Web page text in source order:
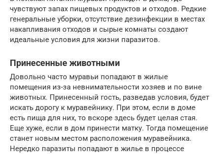
чувствуют запах пищевых продуктов и отходов. Редкие
генеральные уборки, отсутствие дезинфекции в местах
накапливания отходов и сырые комнаты создают
идеальные условия для жизни паразитов.
Принесенные животными
Довольно часто муравьи попадают в жилые
помещения из-за невнимательности хозяев и по вине
животных. Принесенный гость, разведав условия, будет
искать дорогу к муравейнику. При этом, если в доме
есть пища для них, то вскоре здесь будет целая стая.
Еще хуже, если в дом принести матку. Тогда помещение
станет новым местом расположения муравейника.
Нередко паразиты попадают в жилье в процессе